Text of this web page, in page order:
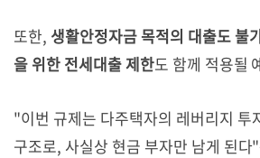
또한, 생활안정자금 목적의 대출도 불
을 위한 전세대출 제한도 함께 적용될
"이번 규제는 다주택자의 레버리지 투
구조로, 사실상 현금 부자만 남게 된